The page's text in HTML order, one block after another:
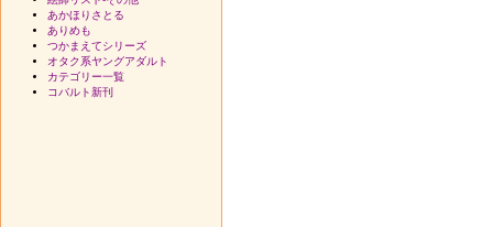
あかほりさとる
ありめも
つかまえてシリーズ
オタク系ヤングアダルト
カテゴリー一覧
コバルト新刊